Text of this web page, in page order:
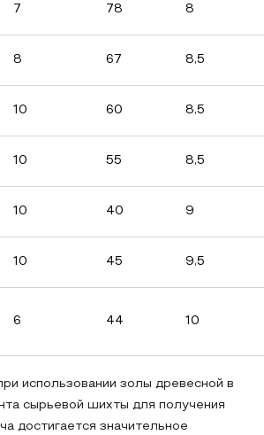
7 78 8
8 67 8,5
10 60 8,5
10 55 8,5
10 40 9
10 45 9,5
6 44 10
использовании золы древесной в
сырьевой шихты для получения
достигается значительное